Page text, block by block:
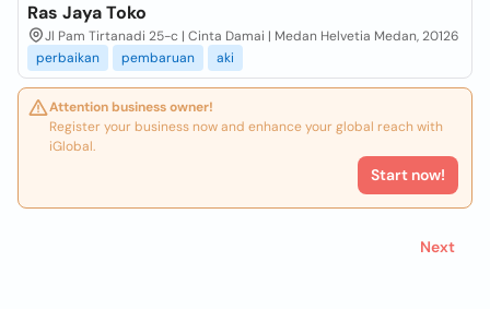
Ras Jaya Toko
Jl Pam Tirtanadi 25-c | Cinta Damai | Medan Helvetia Medan, 20126
perbaikan
pembaruan aki
Attention business owner!
Register your business now and enhance your global reach with
iGlobal.
Start now!
Next